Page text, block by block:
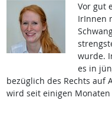
Vor gut
IrInnen
wurde.
es in
bezüglich des Rechts auf
wird seit einigen